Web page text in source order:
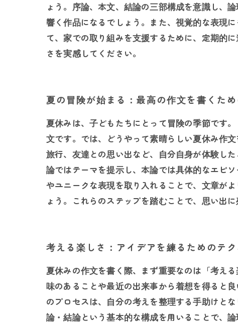
ょう。序論、本文、結論の三部構成を意識し、
響く作品になるでしょう。また、視覚的な表現
て、家での取り組みを支援するために、定期的
さを実感してください。
夏の冒険が始まる：最高の作文を書くた
夏休みは、子どもたちにとって冒険の季節です
文です。では、どうやって素晴らしい夏休み作
旅行、友達との思い出など、自分自身が体験し
論ではテーマを提示し、本論では具体的なエピ
やユニークな表現を取り入れることで、文章が
ょう。これらのステップを踏むことで、思い出
考える楽しさ：アイデアを練るためのテク
夏休みの作文を書く際、まず重要なのは「考え
味のあることや最近の出来事から着想を得ると
のプロセスは、自分の考えを整理する手助けと
論・結論という基本的な構成を用いることで、